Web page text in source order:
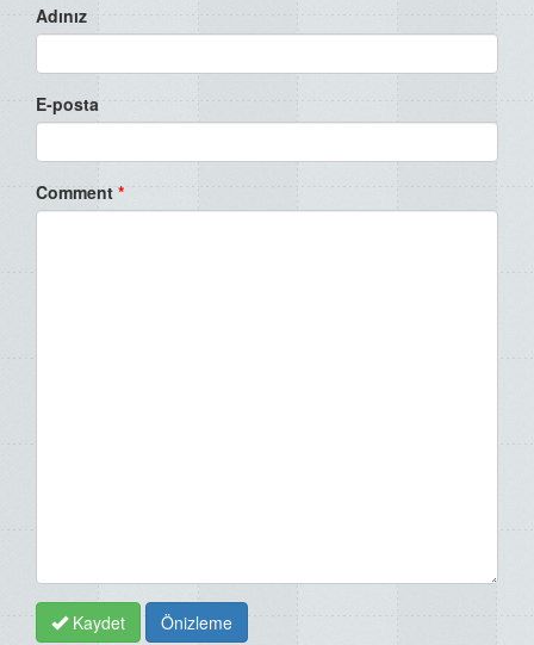
Adınız
E-posta
Comment *
Kaydet Önizleme